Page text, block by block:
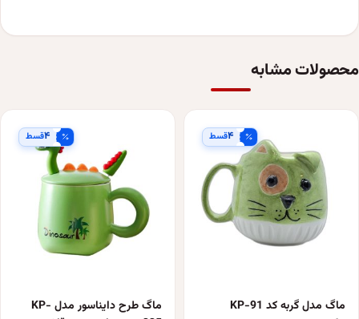
محصولات مشابه
۴قسط
ماگ مدل گربه کد KP-91
۴قسط
ماگ طرح دایناسور مدل KP-